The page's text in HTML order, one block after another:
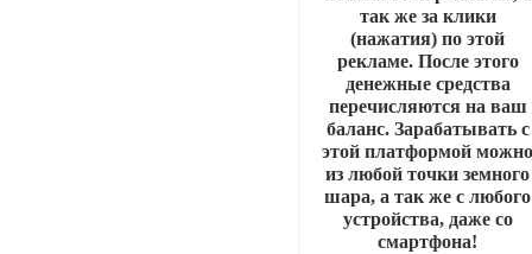
так же за клики
(нажатия) по этой
рекламе. После этого
денежные средства
перечисляются на ваш
баланс. Зарабатывать с
этой платформой
из любой точки земного
шара, а так же с любого
устройства, даже со
смартфона!